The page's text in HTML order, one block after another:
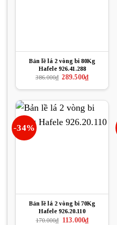
Bản lề lá 2 vòng bi 80Kg
Hafele 926.41.288
386.000₫ Giá
là:
289.500₫Giá
hiện
tại
289.500₫.
-34%
Bản lề lá 2 vòng bi 70Kg
Hafele 926.20.110
170.000₫ Giá
113.000₫Giá